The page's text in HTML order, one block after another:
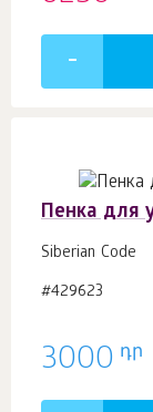
Пенка для
Siberian Code
#429623
3000 դր